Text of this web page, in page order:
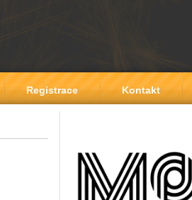
Registrace Kontakt